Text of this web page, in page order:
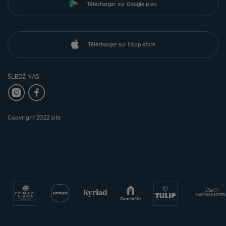
Télécharger sur Google play
Télécharger sur l'App store
ŚLEDŹ NAS
Copyright 2022 site